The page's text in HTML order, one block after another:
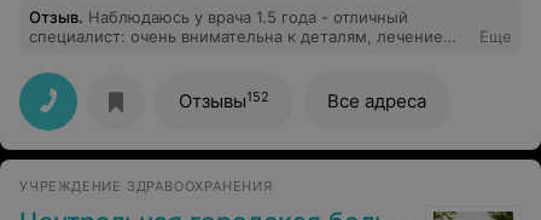
Отзыв. Наблюдаюсь у врача 1.5 года - отличный
специалист: очень внимательна к деталям, лечение
интересное, недорогое.
Еще
Отзывы152 Все адреса
УЧРЕЖДЕНИЕ ЗДРАВООХРАНЕНИЯ